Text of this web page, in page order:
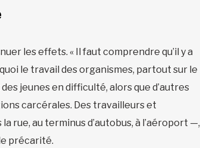
les effets. « Il faut comprendre qu’il y a
le travail des organismes, partout sur le
jeunes en difficulté, alors que d’autres
carcérales. Des travailleurs et
rue, au terminus d’autobus, à l’aéroport —,
précarité.